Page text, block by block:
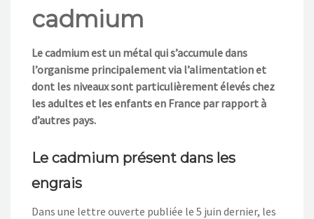
cadmium
Le cadmium est un métal qui s’accumule dans
l’organisme principalement via l’alimentation et
dont les niveaux sont particulièrement élevés chez
les adultes et les enfants en France par rapport à
d’autres pays.
Le cadmium présent dans les
engrais
Dans une lettre ouverte publiée le 5 juin dernier, les